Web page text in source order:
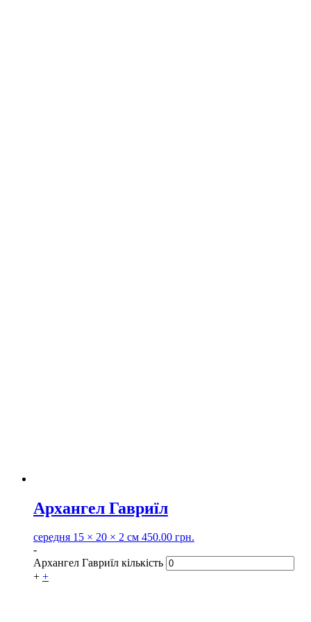
Архангел Гавриїл
середня 15 × 20 × 2 см 450.00 грн.
-
Архангел Гавриїл кількість
+ +